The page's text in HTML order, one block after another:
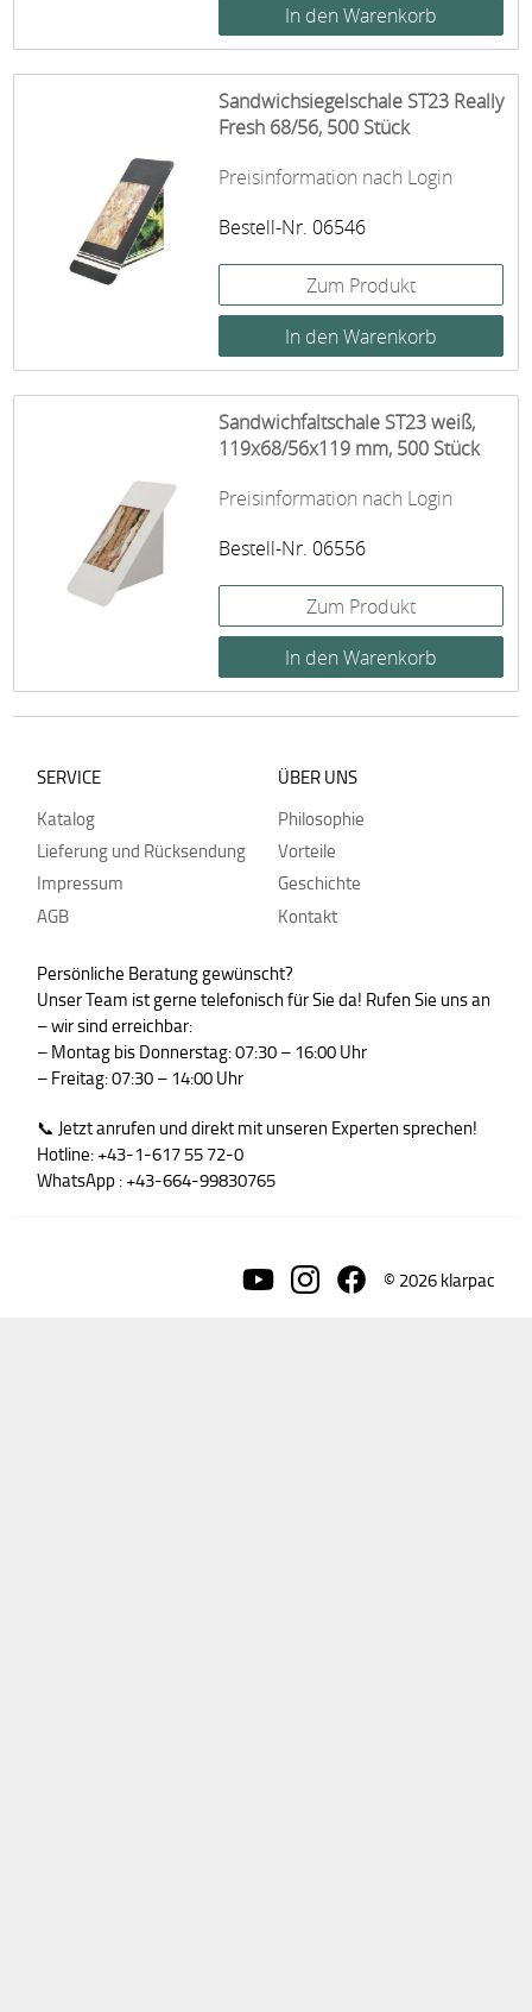
Sandwichsiegelschale ST23 Really
Fresh 68/56, 500 Stück
Preisinformation nach Login
Bestell-Nr. 06546
Zum Produkt
Sandwichfaltschale ST23 weiß,
119x68/56x119 mm, 500 Stück
Preisinformation nach Login
Bestell-Nr. 06556
Zum Produkt
SERVICE
Katalog
Lieferung und Rücksendung
Impressum
AGB
ÜBER UNS
Philosophie
Vorteile
Geschichte
Kontakt
Persönliche Beratung gewünscht?
Unser Team ist gerne telefonisch für Sie da! Rufen Sie uns an
– wir sind erreichbar:
– Montag bis Donnerstag: 07:30 – 16:00 Uhr
– Freitag: 07:30 – 14:00 Uhr
📞 Jetzt anrufen und direkt mit unseren Experten sprechen!
Hotline: +43-1-617 55 72-0
WhatsApp : +43-664-99830765
© 2026 klarpac